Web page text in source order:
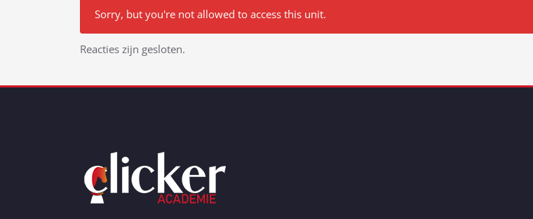
Sorry, but you're not allowed to access this unit.
Bericht
navigatie
Reacties zijn gesloten.